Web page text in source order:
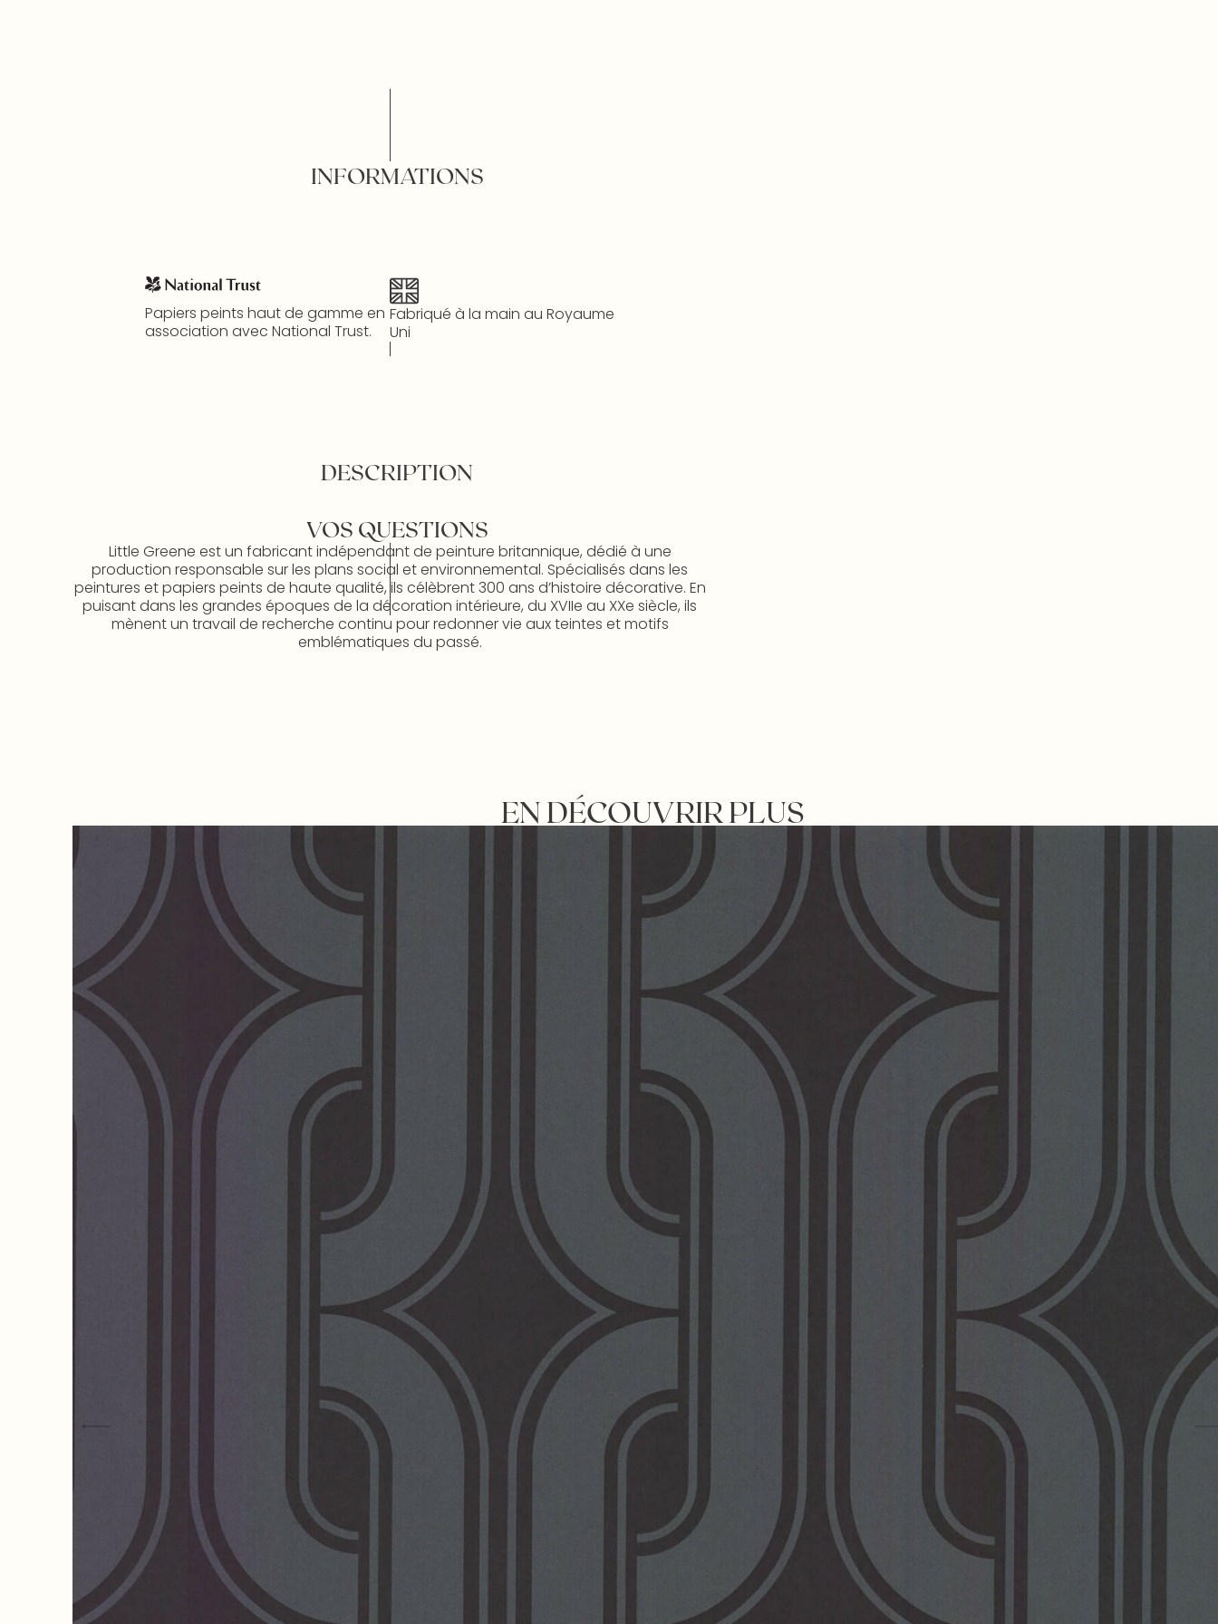
INFORMATIONS
Papiers peints haut de gamme en
association avec National Trust.
Fabriqué à la main au Royaume
Uni
DESCRIPTION
VOS QUESTIONS
Little Greene est un fabricant indépendant de peinture britannique, dédié à une
production responsable sur les plans social et environnemental. Spécialisés dans les
peintures et papiers peints de haute qualité, ils célèbrent 300 ans d’histoire décorative. En
puisant dans les grandes époques de la décoration intérieure, du XVIIe au XXe siècle, ils
mènent un travail de recherche continu pour redonner vie aux teintes et motifs
emblématiques du passé.
EN DÉCOUVRIR PLUS